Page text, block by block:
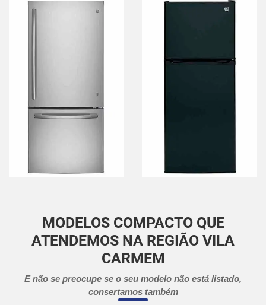
MODELOS COMPACTO QUE
ATENDEMOS NA REGIÃO VILA
CARMEM
E não se preocupe se o seu modelo não está listado,
consertamos também